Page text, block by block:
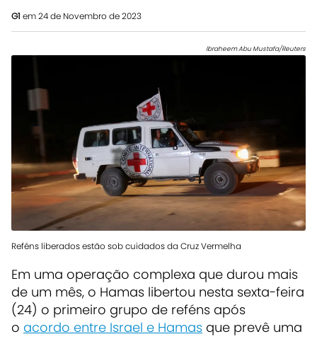
G1 em 24 de Novembro de 2023
Ibraheem Abu Mustafa/Reuters
Reféns liberados estão sob cuidados da Cruz Vermelha
Em uma operação complexa que durou mais
de um mês, o Hamas libertou nesta sexta-feira
(24) o primeiro grupo de reféns após
o acordo entre Israel e Hamas que prevê uma